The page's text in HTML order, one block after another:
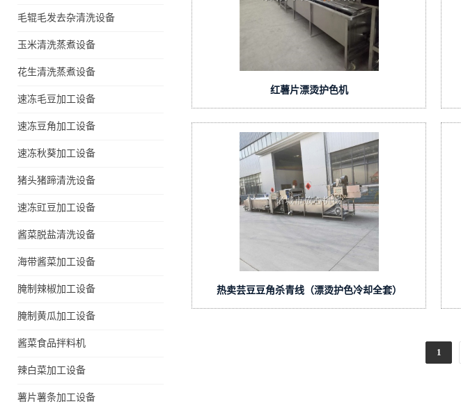
毛辊毛发去杂清洗设备
玉米清洗蒸煮设备
花生清洗蒸煮设备
速冻毛豆加工设备
速冻豆角加工设备
速冻秋葵加工设备
猪头猪蹄清洗设备
速冻豇豆加工设备
酱菜脱盐清洗设备
海带酱菜加工设备
腌制辣椒加工设备
腌制黄瓜加工设备
酱菜食品拌料机
辣白菜加工设备
薯片薯条加工设备
红薯片漂烫护色机
热卖芸豆豆角杀青线（漂烫护色冷却全套）
1